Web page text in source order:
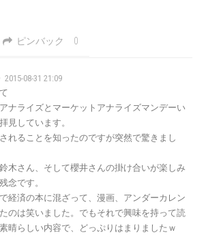
ピンバック 0
2015-08-31 21:09
ナライズとマーケットアナライズマンデーい
見しています。
れることを知ったのですが突然で驚きまし
木さん、そして櫻井さんの掛け合いが楽しみ
念です。
経済の本に混ざって、漫画、アンダーカレン
のは笑いました。でもそれで興味を持って読
晴らしい内容で、どっぷりはまりましたｗ